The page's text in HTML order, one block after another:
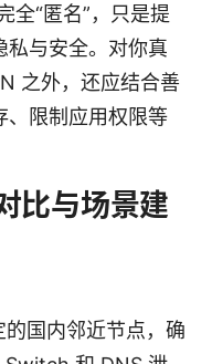
全“匿名”，只是提
私与安全。对你真
之外，还应结合善
、限制应用权限等
比与场景建
国内邻近节点，确